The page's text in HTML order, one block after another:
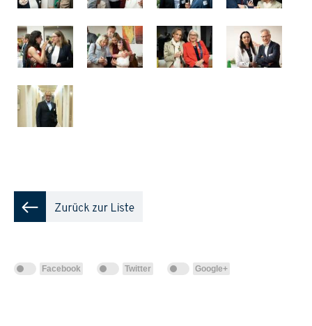
Facebook Twitter Google+